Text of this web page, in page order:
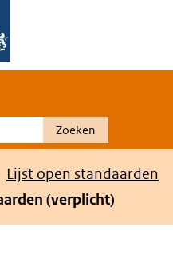
Zoeken
Lijst open standaarden
(verplicht)